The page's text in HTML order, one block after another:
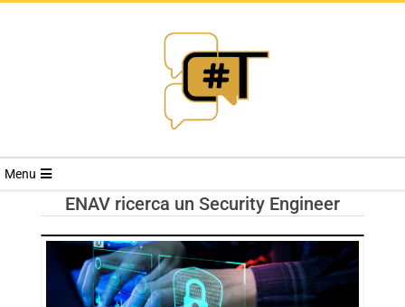
RIVISTA
TRENDS
Menu
ENAV ricerca un Security Engineer